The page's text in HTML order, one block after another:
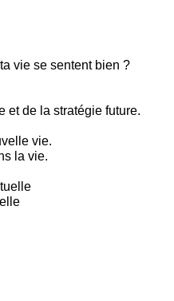
vie se sentent bien ?
et de la stratégie future.
vie.
la vie.